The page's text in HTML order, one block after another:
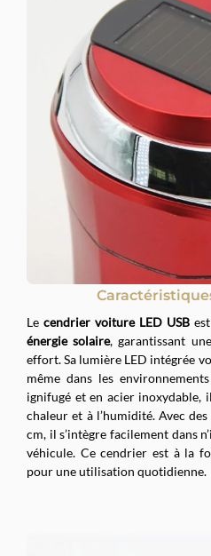
Le cendrier voiture LED USB
énergie solaire, garantissant
effort. Sa lumière LED intégrée
même dans les
ignifugé et en acier inoxydable,
chaleur et à l’humidité. Avec
cm, il s’intègre facilement dans
véhicule. Ce cendrier est à la
pour une utilisation quotidienne.